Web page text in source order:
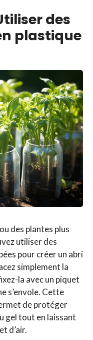
des
plastique
des plantes plus
utiliser des
pour créer un abri
simplement la
la avec un piquet
s’envole. Cette
de protéger
gel tout en laissant
d’air.